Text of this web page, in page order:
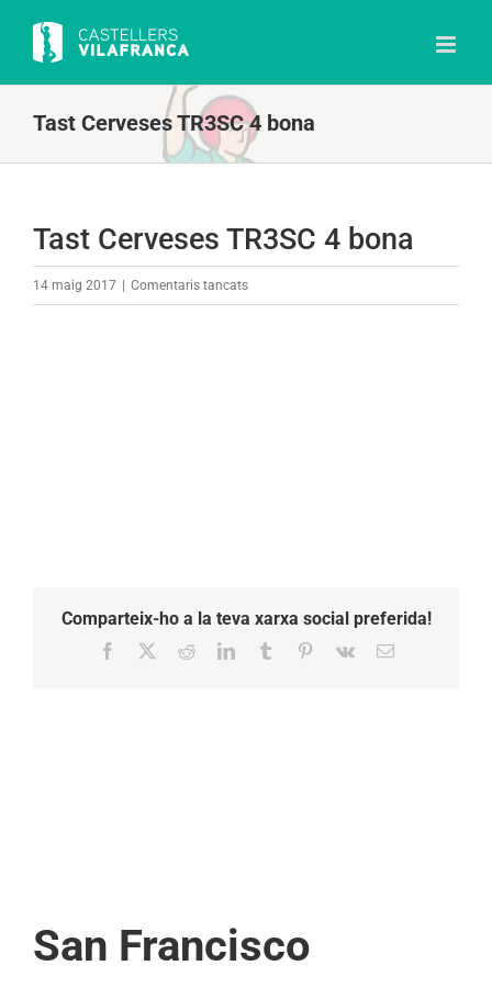
content
Tast Cerveses TR3SC 4 bona
Tast Cerveses TR3SC 4 bona
14 maig 2017 Comentaris tancatsa
Comparteix-ho a la teva xarxa social preferida!
Facebook RedditLinkedInTumblr Pinterest
Vk Email:
San Francisco